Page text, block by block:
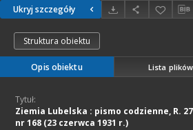
Ukryj szczegóły
Struktura obiektu
Opis obiektu Lista plików
Tytuł:
Ziemia Lubelska : pismo codzienne, R.
nr 168 (23 czerwca 1931 r.)